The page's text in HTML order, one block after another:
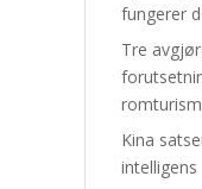
fungerer
Tre
Kina
intelligens